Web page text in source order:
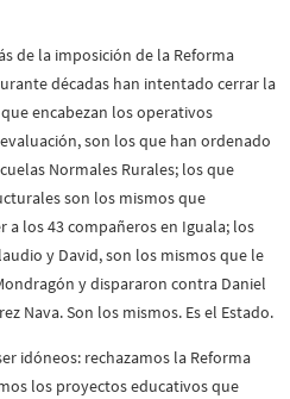
de la imposición de la Reforma
décadas han intentado cerrar la
encabezan los operativos
son los que han ordenado
Normales Rurales; los que
son los mismos que
los 43 compañeros en Iguala; los
y David, son los mismos que le
y dispararon contra Daniel
Nava. Son los mismos. Es el Estado.
idóneos: rechazamos la Reforma
los proyectos educativos que